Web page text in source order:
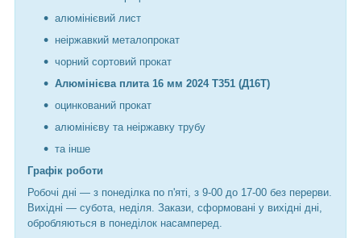
алюмінієвий лист
неіржавкий металопрокат
чорний сортовий прокат
Алюмінієва плита 16 мм 2024 Т351 (Д16Т)
оцинкований прокат
алюмінієву та неіржавку трубу
та інше
Графік роботи
Робочі дні — з понеділка по п'яті, з 9-00 до 17-00 без перерви.
Вихідні — субота, неділя. Закази, сформовані у вихідні дні,
обробляються в понеділок насамперед.